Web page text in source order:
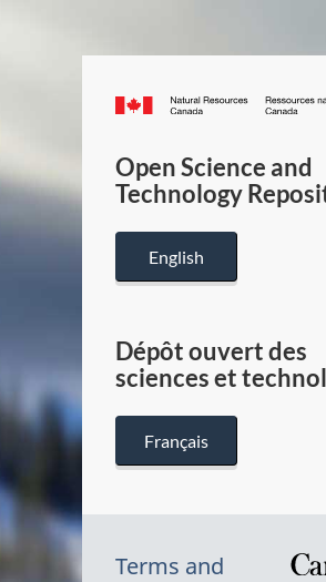
Canada.ca
Open Science and
Technology
English
Dépôt ouvert des
sciences et
Français
Terms and